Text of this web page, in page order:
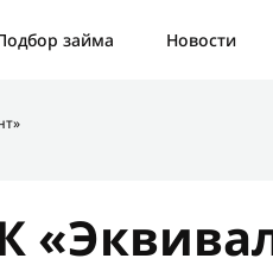
займа Новости
Ошибка: